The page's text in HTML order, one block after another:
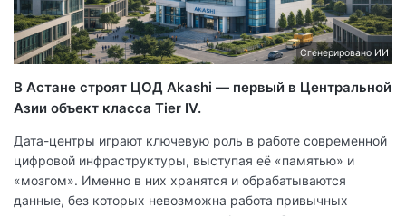
Сгенерировано ИИ
В Астане строят ЦОД Akashi — первый в Центральной
Азии объект класса Tier IV.
Дата-центры играют ключевую роль в работе современной
цифровой инфраструктуры, выступая её «памятью» и
«мозгом». Именно в них хранятся и обрабатываются
данные, без которых невозможна работа привычных